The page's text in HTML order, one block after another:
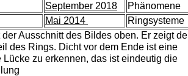
September 2018
Phänomene
Mai 2014
Ringsysteme
der Ausschnitt des Bildes oben. Er zeigt
des Rings. Dicht vor dem Ende ist eine
Lücke zu erkennen, das ist eindeutig die